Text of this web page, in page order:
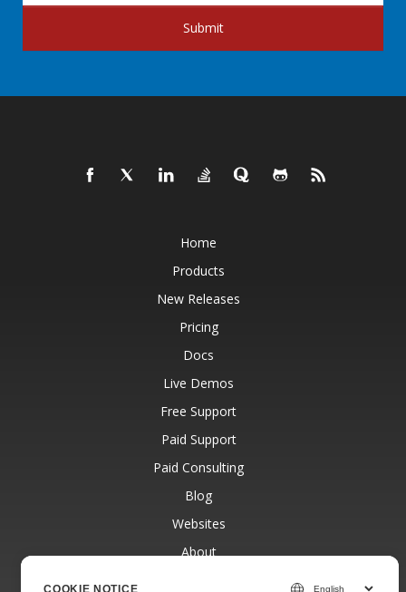
Submit
Home
Products
New Releases
Pricing
Docs
Live Demos
Free Support
Paid Support
Paid Consulting
Blog
Websites
About
COOKIE NOTICE